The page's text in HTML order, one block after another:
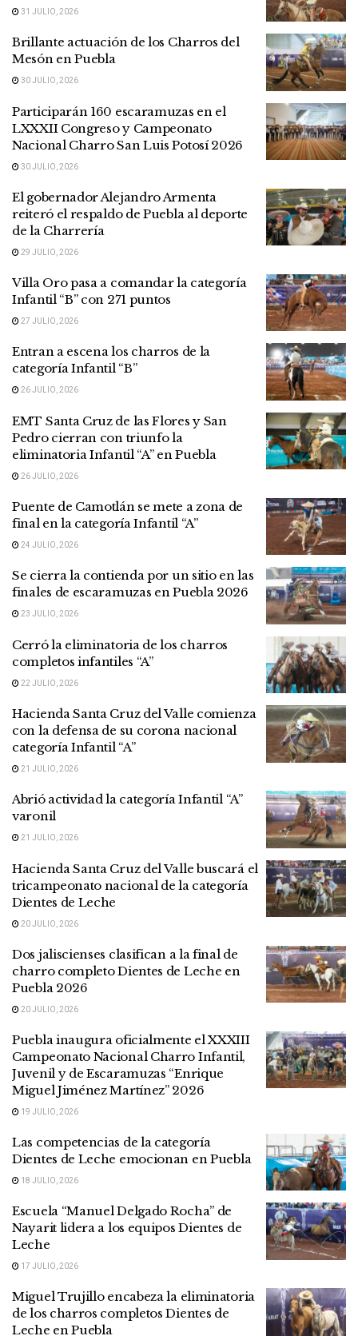
31 JULIO, 2026
Brillante actuación de los Charros del
Mesón en Puebla
30 JULIO, 2026
Participarán 160 escaramuzas en el
LXXXII Congreso y Campeonato
Nacional Charro San Luis Potosí 2026
30 JULIO, 2026
El gobernador Alejandro Armenta
reiteró el respaldo de Puebla al deporte
de la Charrería
29 JULIO, 2026
Villa Oro pasa a comandar la categoría
Infantil “B” con 271 puntos
27 JULIO, 2026
Entran a escena los charros de la
categoría Infantil “B”
26 JULIO, 2026
EMT Santa Cruz de las Flores y San
Pedro cierran con triunfo la
eliminatoria Infantil “A” en Puebla
26 JULIO, 2026
Puente de Camotlán se mete a zona de
final en la categoría Infantil “A”
24 JULIO, 2026
Se cierra la contienda por un sitio en las
finales de escaramuzas en Puebla 2026
23 JULIO, 2026
Cerró la eliminatoria de los charros
completos infantiles “A”
22 JULIO, 2026
Hacienda Santa Cruz del Valle comienza
con la defensa de su corona nacional
categoría Infantil “A”
21 JULIO, 2026
Abrió actividad la categoría Infantil “A”
varonil
21 JULIO, 2026
Hacienda Santa Cruz del Valle buscará el
tricampeonato nacional de la categoría
Dientes de Leche
20 JULIO, 2026
Dos jaliscienses clasifican a la final de
charro completo Dientes de Leche en
Puebla 2026
20 JULIO, 2026
Puebla inaugura oficialmente el XXXIII
Campeonato Nacional Charro Infantil,
Juvenil y de Escaramuzas “Enrique
Miguel Jiménez Martínez” 2026
19 JULIO, 2026
Las competencias de la categoría
Dientes de Leche emocionan en Puebla
18 JULIO, 2026
Escuela “Manuel Delgado Rocha” de
Nayarit lidera a los equipos Dientes de
Leche
17 JULIO, 2026
Miguel Trujillo encabeza la eliminatoria
de los charros completos Dientes de
Leche en Puebla